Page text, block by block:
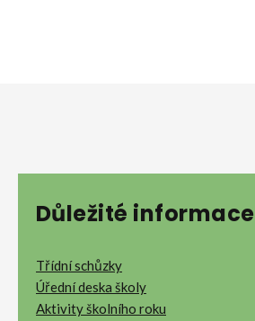
Důležité informace
Třídní schůzky
Úřední deska školy
Aktivity školního roku